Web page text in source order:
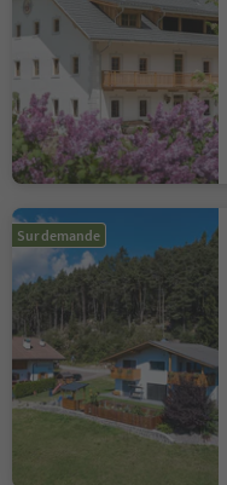
Sur demande